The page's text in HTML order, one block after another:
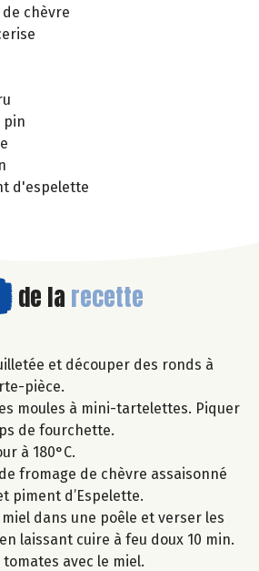
de chèvre
pin
d'espelette
de la recette
et découper des ronds à
pièce.
moules à mini-tartelettes. Piquer
de fourchette.
à 180°C.
fromage de chèvre assaisonné
piment d’Espelette.
dans une poêle et verser les
laissant cuire à feu doux 10 min.
avec le miel.